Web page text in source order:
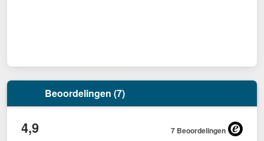
Beoordelingen (7)
4,9 7 Beoordelingen